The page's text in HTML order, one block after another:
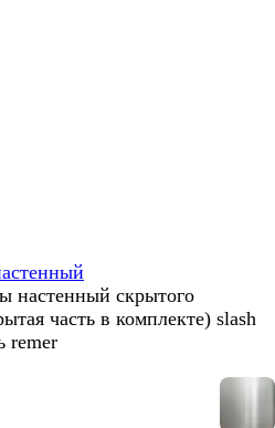
настенный скрытого
часть в комплекте) slash
remer